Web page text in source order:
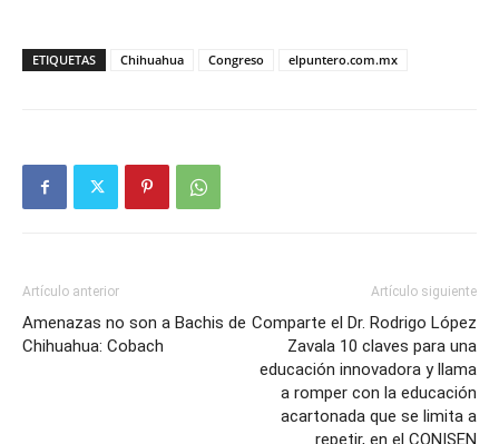
ETIQUETAS Chihuahua Congreso elpuntero.com.mx
Artículo anterior
Amenazas no son a Bachis de
Chihuahua: Cobach
Artículo siguiente
Comparte el Dr. Rodrigo López
Zavala 10 claves para una
educación innovadora y llama
a romper con la educación
acartonada que se limita a
repetir, en el CONISEN